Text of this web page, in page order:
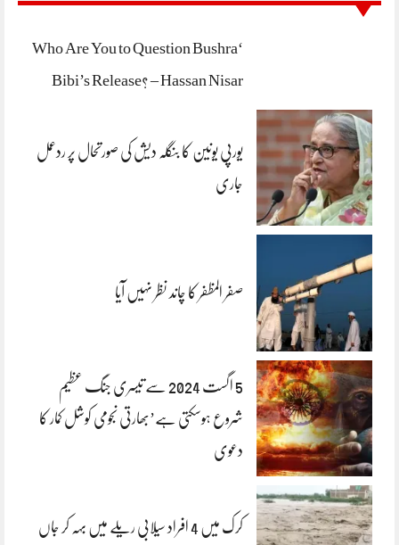
‘Who Are You to Question Bushra
Bibi’s Release? – Hassan Nisar
یورپی یونین کا بنگلہ دیش کی صورتحال پر ردعمل
جاری
صفر المظفر کا چاند نظر نہیں آیا
5 اگست 2024 سے تیسری جنگ عظیم
شروع ہوسکتی ہے’بھارتی نجومی کوشل کمار کا
دعوی
کرک میں 4 افراد سیلابی ریلے میں بہہ کر جاں